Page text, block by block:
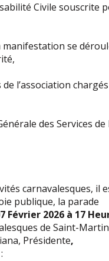
Civile souscrite
se
l’association
des Services de
carnavalesques, il
publique, la parade
Février 2026 à 17
de Saint-
Présidente,